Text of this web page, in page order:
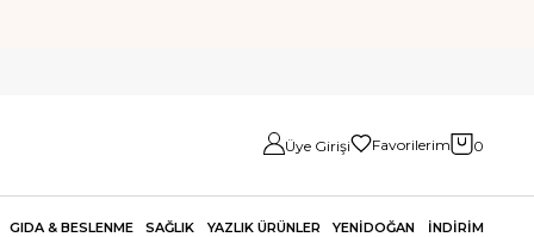
Üye Girişi Favorilerim 0
GIDA & BESLENME SAĞLIK YAZLIK ÜRÜNLER YENİDOĞAN İNDİRİM